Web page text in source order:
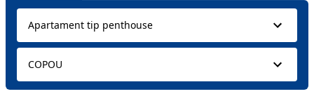
Apartament tip penthouse
COPOU